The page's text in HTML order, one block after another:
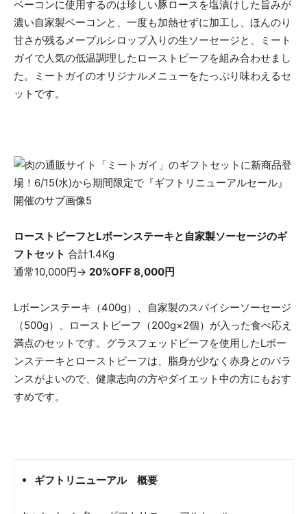
ベーコンに使用するのは珍しい豚ロースを塩漬けした旨みが
濃い自家製ベーコンと、一度も加熱せずに加工し、ほんのり
甘さが残るメープルシロップ入りの生ソーセージと、ミート
ガイで人気の低温調理したローストビーフを組み合わせまし
た。ミートガイのオリジナルメニューをたっぷり味わえるセ
ットです。
ローストビーフとLボーンステーキと自家製ソーセージのギ
フトセット 合計1.4Kg
通常10,000円→ 20%OFF 8,000円
Lボーンステーキ（400g）、自家製のスパイシーソーセージ
（500g）、ローストビーフ（200g×2個）が入った食べ応え
満点のセットです。グラスフェッドビーフを使用したLボー
ンステーキとローストビーフは、脂身が少なく赤身とのバラ
ンスがよいので、健康志向の方やダイエット中の方にもおす
すめです。
ギフトリニューアル 概要